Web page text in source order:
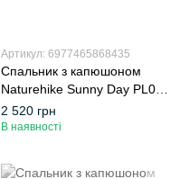
Артикул: 6977465868435
Спальник з капюшоном
Naturehike Sunny Day PL02
U450 CNK2550WS028,
(3,9°C), правий, коричнево-
2 520 грн
В наявності